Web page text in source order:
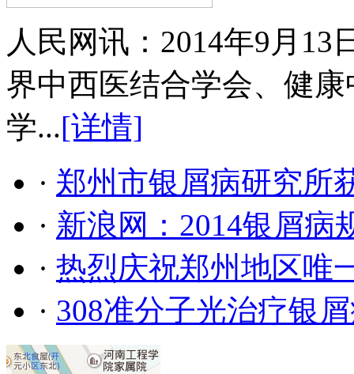
人民网讯：2014年9月
界中西医结合学会、健
学...[详情]
· 郑州市银屑病研究所
· 新浪网：2014银屑病
· 热烈庆祝郑州地区唯
· 308准分子光治疗银